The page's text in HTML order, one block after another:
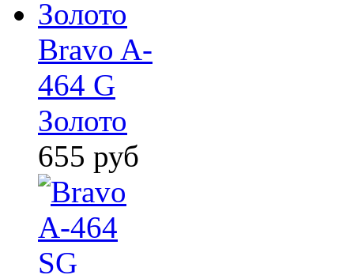
Bravo A-
464 G
Золото
655 руб